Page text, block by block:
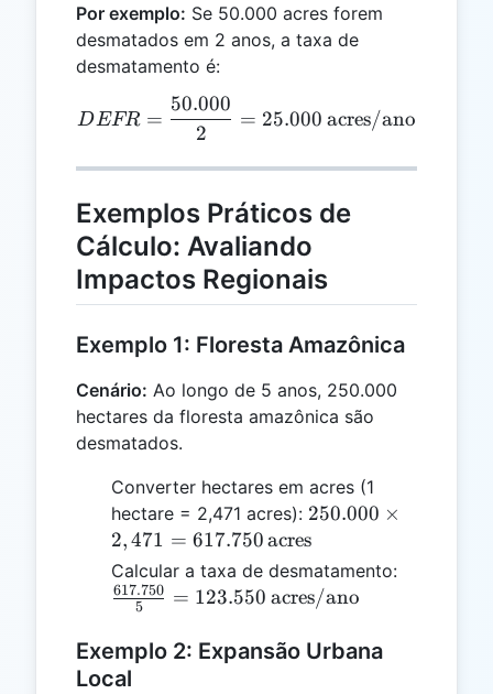
Por exemplo: Se 50.000 acres forem
desmatados em 2 anos, a taxa de
desmatamento é:
DEFR =
DEFR =
2
50.000
= 25.000 acres/ano
Exemplos Práticos de
Cálculo: Avaliando
Impactos Regionais
Exemplo 1: Floresta Amazônica
Cenário: Ao longo de 5 anos, 250.000
hectares da floresta amazônica são
desmatados.
Converter hectares em acres (1
hectare = 2,471 acres): 250.000
\times
2,471 =
617.750 \,
\text{acres}
250.000 ×
2,471 = 617.750acres
Calcular a taxa de desmatamento:
5
617.750 = 123.550 acres/ano
Exemplo 2: Expansão Urbana
Local